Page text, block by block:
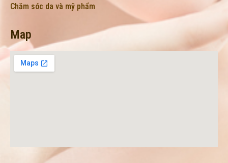
Chăm sóc da và mỹ phẩm
Map